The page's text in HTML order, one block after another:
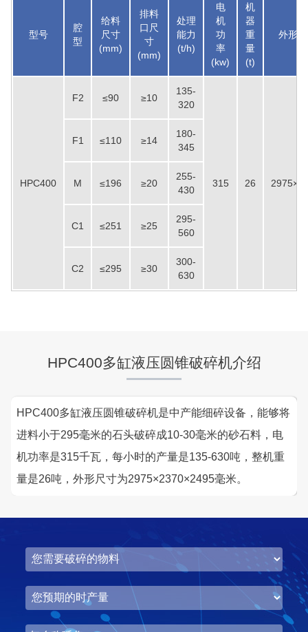
型号
腔
型
给料
尺寸
(mm)
排料
口尺
寸
(mm)
处理
能力
(t/h)
电
机
功
率
(kw)
机
器
重
量
(t)
外形
HPC400
F2 ≤90 ≥10
135-
320
315 26
F1 ≤110 ≥14
180-
345
M ≤196 ≥20
255-
430
C1 ≤251 ≥25
295-
560
C2 ≤295 ≥30
300-
630
HPC400多缸液压圆锥破碎机介绍
HPC400多缸液压圆锥破碎机是中产能细碎设备，能够将
进料小于295毫米的石头破碎成10-30毫米的砂石料，电
机功率是315千瓦，每小时的产量是135-630吨，整机重
量是26吨，外形尺寸为2975×2370×2495毫米。
湖北省中昇东浩荆门建材时产500-600吨机制砂项目
项目业主 生产原料
咨询该项目执行经理